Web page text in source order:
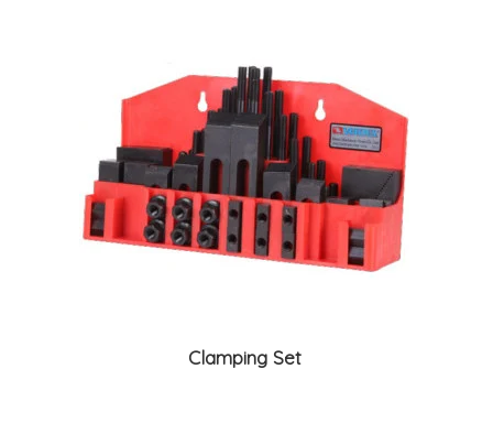
Clamping Set